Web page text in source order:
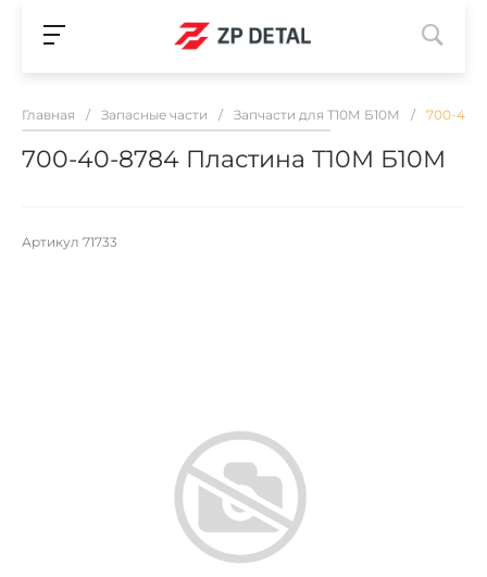
Главная / Запасные части / Запчасти для Т10М Б10М / 700-40-
700-40-8784 Пластина Т10М Б10М
Артикул 71733